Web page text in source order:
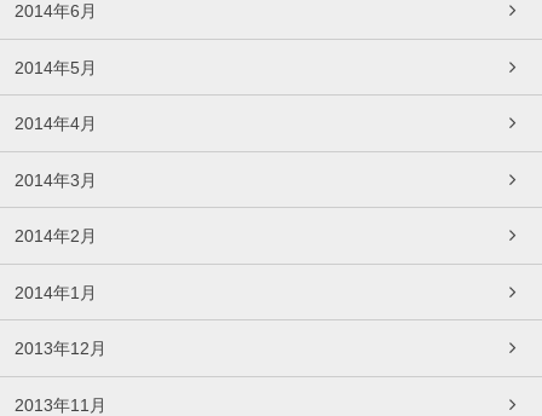
2014年6月
2014年5月
2014年4月
2014年3月
2014年2月
2014年1月
2013年12月
2013年11月